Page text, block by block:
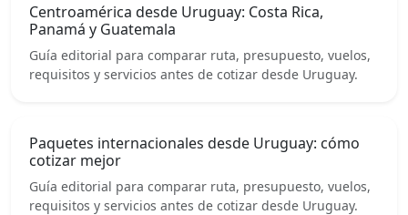
Centroamérica desde Uruguay: Costa Rica,
Panamá y Guatemala
Guía editorial para comparar ruta, presupuesto, vuelos,
requisitos y servicios antes de cotizar desde Uruguay.
Paquetes internacionales desde Uruguay: cómo
cotizar mejor
Guía editorial para comparar ruta, presupuesto, vuelos,
requisitos y servicios antes de cotizar desde Uruguay.